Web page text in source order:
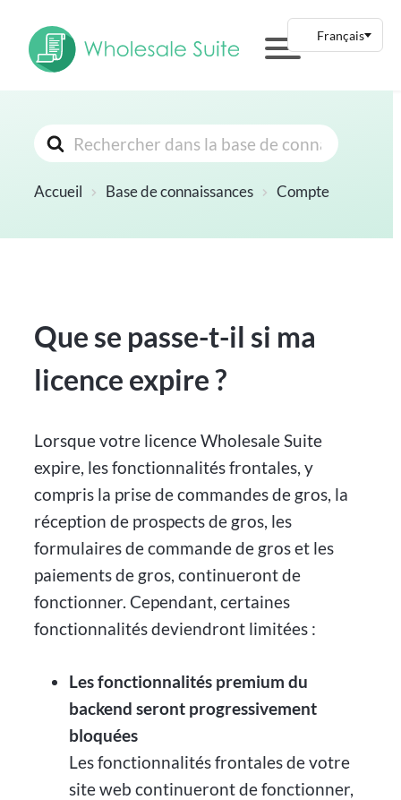
Rechercher
Accueil Base de connaissances Compte
Que se passe-t-il si ma
licence expire ?
Lorsque votre licence Wholesale Suite
expire, les fonctionnalités frontales, y
compris la prise de commandes de gros, la
réception de prospects de gros, les
formulaires de commande de gros et les
paiements de gros, continueront de
fonctionner. Cependant, certaines
fonctionnalités deviendront limitées :
Les fonctionnalités premium du
backend seront progressivement
bloquées
Les fonctionnalités frontales de votre
site web continueront de fonctionner,